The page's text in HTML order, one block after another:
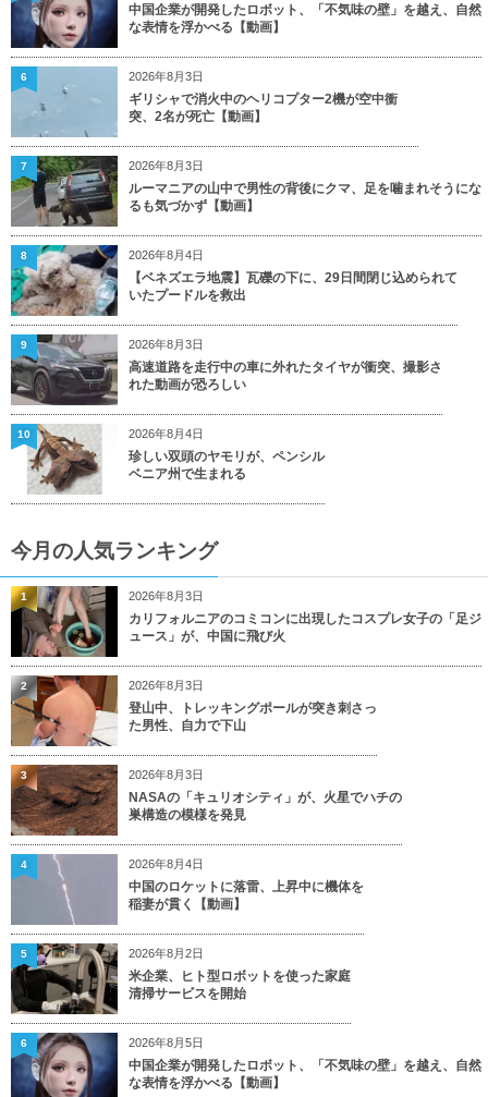
中国企業が開発したロボット、「不気味の壁」を越え、自然
な表情を浮かべる【動画】
2026年8月3日
ギリシャで消火中のヘリコプター2機が空中衝
突、2名が死亡【動画】
6
2026年8月3日
ルーマニアの山中で男性の背後にクマ、足を噛まれそうにな
るも気づかず【動画】
7
2026年8月4日
【ベネズエラ地震】瓦礫の下に、29日間閉じ込められて
いたプードルを救出
8
2026年8月3日
高速道路を走行中の車に外れたタイヤが衝突、撮影さ
れた動画が恐ろしい
9
2026年8月4日
珍しい双頭のヤモリが、ペンシル
ベニア州で生まれる
10
今月の人気ランキング
2026年8月3日
カリフォルニアのコミコンに出現したコスプレ女子の「足ジ
ュース」が、中国に飛び火
1
2026年8月3日
登山中、トレッキングポールが突き刺さっ
た男性、自力で下山
2
2026年8月3日
NASAの「キュリオシティ」が、火星でハチの
巣構造の模様を発見
3
2026年8月4日
中国のロケットに落雷、上昇中に機体を
稲妻が貫く【動画】
4
2026年8月2日
米企業、ヒト型ロボットを使った家庭
清掃サービスを開始
5
2026年8月5日
中国企業が開発したロボット、「不気味の壁」を越え、自然
な表情を浮かべる【動画】
6